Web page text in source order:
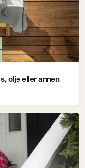
olje eller annen